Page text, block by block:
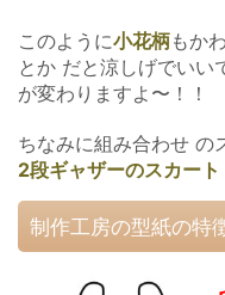
このように小花柄もか
とか だと涼しげでいい
が変わりますよ〜！！
ちなみに組み合わせ の
2段ギャザーのスカート
制作工房の型紙の特